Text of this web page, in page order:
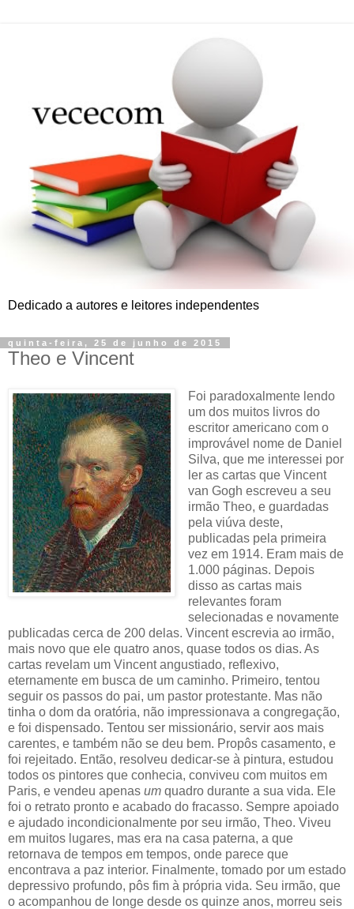
Dedicado a autores e leitores independentes
quinta-feira, 25 de junho de 2015
Theo e Vincent
Foi paradoxalmente lendo
um dos muitos livros do
escritor americano com o
improvável nome de Daniel
Silva, que me interessei por
ler as cartas que Vincent
van Gogh escreveu a seu
irmão Theo, e guardadas
pela viúva deste,
publicadas pela primeira
vez em 1914. Eram mais de
1.000 páginas. Depois
disso as cartas mais
relevantes foram
selecionadas e novamente
publicadas cerca de 200 delas. Vincent escrevia ao irmão,
mais novo que ele quatro anos, quase todos os dias. As
cartas revelam um Vincent angustiado, reflexivo,
eternamente em busca de um caminho. Primeiro, tentou
seguir os passos do pai, um pastor protestante. Mas não
tinha o dom da oratória, não impressionava a congregação,
e foi dispensado. Tentou ser missionário, servir aos mais
carentes, e também não se deu bem. Propôs casamento, e
foi rejeitado. Então, resolveu dedicar-se à pintura, estudou
todos os pintores que conhecia, conviveu com muitos em
Paris, e vendeu apenas um quadro durante a sua vida. Ele
foi o retrato pronto e acabado do fracasso. Sempre apoiado
e ajudado incondicionalmente por seu irmão, Theo. Viveu
em muitos lugares, mas era na casa paterna, a que
retornava de tempos em tempos, onde parece que
encontrava a paz interior. Finalmente, tomado por um estado
depressivo profundo, pôs fim à própria vida. Seu irmão, que
o acompanhou de longe desde os quinze anos, morreu seis